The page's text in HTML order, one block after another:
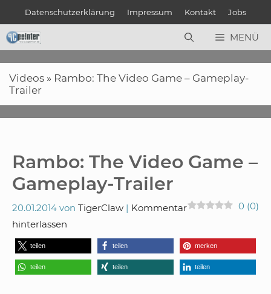
springen
Datenschutzerklärung Impressum Kontakt Jobs
MENÜ
Videos » Rambo: The Video Game – Gameplay-
Trailer
Rambo: The Video Game –
Gameplay-Trailer
20.01.2014 von TigerClaw 0 (0)
Kommentar
hinterlassen
teilen teilen merken
teilen teilen teilen